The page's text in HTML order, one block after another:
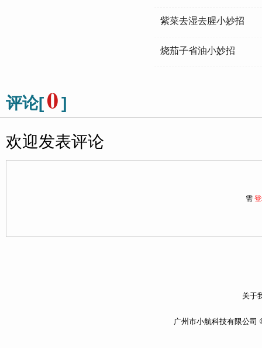
紫菜去湿去腥小妙招
烧茄子省油小妙招
评论[0]
欢迎发表评论
需
关于
广州市小航科技有限公